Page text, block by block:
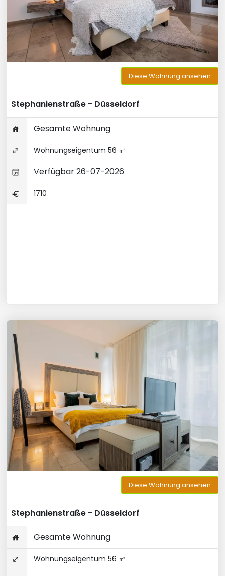
Diese Wohnung ansehen
Stephanienstraße - Düsseldorf
Gesamte Wohnung
Wohnungseigentum 56 ㎡
Verfügbar 26-07-2026
1710
Diese Wohnung ansehen
Stephanienstraße - Düsseldorf
Gesamte Wohnung
Wohnungseigentum 56 ㎡